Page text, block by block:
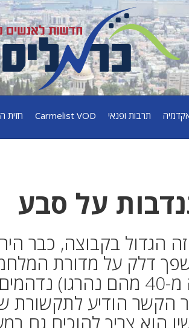
תרבות ופנאי Carmelist VOD חזית
על סבע
הגדול בקבוצה, כבר
דלק על מדורת
רבים מאוהדי מכבי חיפה שלמעלה מ-40
הקשר הודיע לתקשורת